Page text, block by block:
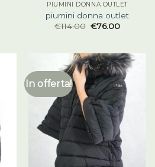
PIUMINI DONNA OUTLET
piumini donna outlet
€114.00 €76.00
In offerta!